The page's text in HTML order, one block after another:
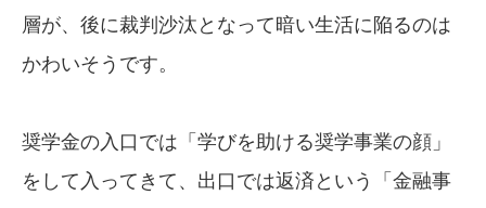
層が、後に裁判沙汰となって暗い生活に陥るのは
かわいそうです。
奨学金の入口では「学びを助ける奨学事業の顔」
をして入ってきて、出口では返済という「金融事